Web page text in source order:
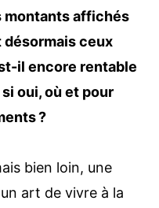
montants affichés
désormais ceux
il encore rentable
si oui, où et pour
?
bien loin, une
art de vivre à la